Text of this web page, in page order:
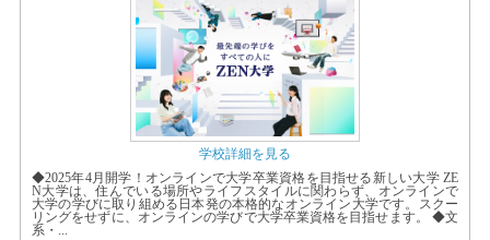
学校詳細を見る
◆2025年4月開学！オンラインで大学卒業資格を目指せる新しい大学 ZE
N大学は、住んでいる場所やライフスタイルに関わらず、オンラインで
大学の学びに取り組める日本発の本格的なオンライン大学です。スクー
リングをせずに、オンラインの学びで大学卒業資格を目指せます。 ◆文
系・...